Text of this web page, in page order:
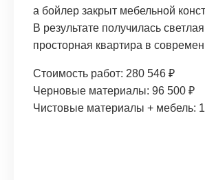
а бойлер закрыт мебельной
В результате получилась
просторная квартира в
Стоимость работ: 280 546 ₽
Черновые материалы: 96 500 ₽
Чистовые материалы + мебель: